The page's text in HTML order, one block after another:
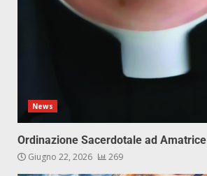
News
Ordinazione Sacerdotale ad Amatrice
Giugno 22, 2026 269